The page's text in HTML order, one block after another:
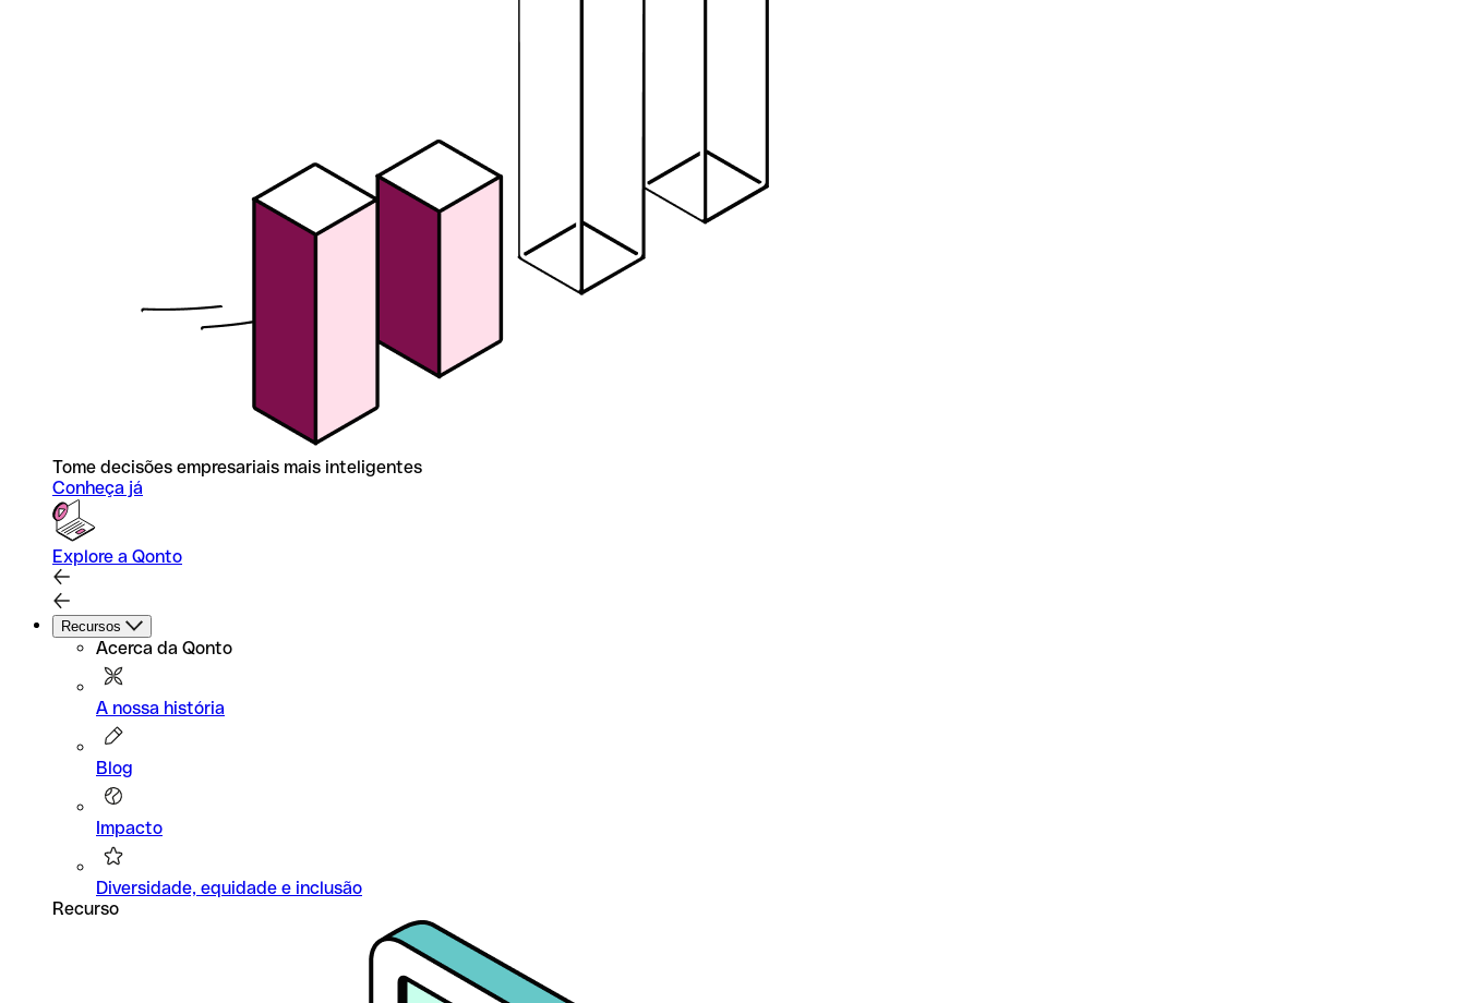
Tome decisões empresariais mais inteligentes
Conheça já
Explore a Qonto
Recursos
Acerca da Qonto
A nossa história
Blog
Impacto
Diversidade, equidade e inclusão
Recurso